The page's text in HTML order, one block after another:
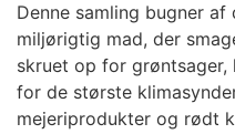
Denne samling bugner
miljørigtig mad, der
skruet op for
for de største
mejeriprodukter og rødt